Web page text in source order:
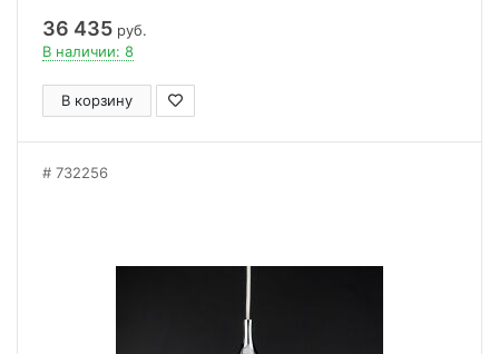
36 435 руб.
В наличии: 8
В корзину
732256